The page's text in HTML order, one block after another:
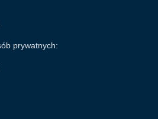
prywatnych: